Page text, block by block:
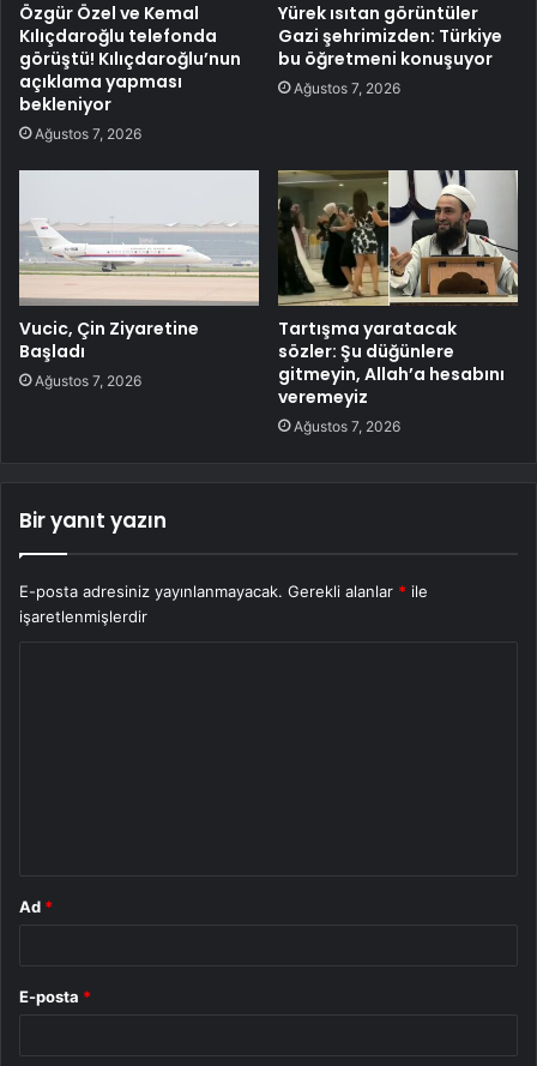
Özgür Özel ve Kemal
Kılıçdaroğlu telefonda
görüştü! Kılıçdaroğlu’nun
açıklama yapması
bekleniyor
Ağustos 7, 2026
Yürek ısıtan görüntüler
Gazi şehrimizden: Türkiye
bu öğretmeni konuşuyor
Ağustos 7, 2026
Vucic, Çin Ziyaretine
Başladı
Ağustos 7, 2026
Tartışma yaratacak
sözler: Şu düğünlere
gitmeyin, Allah’a hesabını
veremeyiz
Ağustos 7, 2026
Bir yanıt yazın
E-posta adresiniz yayınlanmayacak. Gerekli alanlar * ile
işaretlenmişlerdir
Ad *
E-posta *